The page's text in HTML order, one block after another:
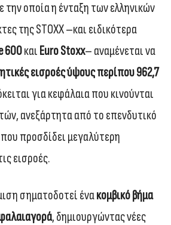
οποία η ένταξη των ελληνικών
της STOXX –και ειδικότερα
600και Euro Stoxx– αναμένεται να
εισροές ύψους περίπου 962,7
για κεφάλαια που κινούνται
ανεξάρτητα από το επενδυτικό
προσδίδει μεγαλύτερη
εισροές.
σηματοδοτεί ένακομβικό βήμα
, δημιουργώντας νέες